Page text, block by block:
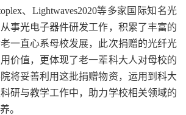
、Lightwaves2020等多家国际知名光
事光电子器件研发工作，积累了丰富的
一直心系母校发展，此次捐赠的光纤光
价值，更体现了老一辈科大人对母校的
将妥善利用这批捐赠物资，运用到科大
研与教学工作中，助力学校相关领域的
。